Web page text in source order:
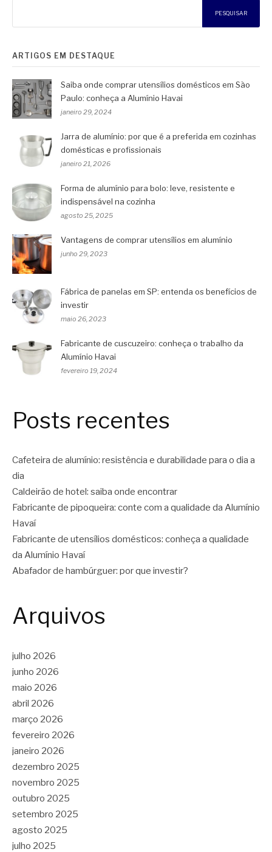
PESQUISAR
ARTIGOS EM DESTAQUE
Saiba onde comprar utensílios domésticos em São
Paulo: conheça a Alumínio Havai
janeiro 29, 2024
Jarra de alumínio: por que é a preferida em cozinhas
domésticas e profissionais
janeiro 21, 2026
Forma de alumínio para bolo: leve, resistente e
indispensável na cozinha
agosto 25, 2025
Vantagens de comprar utensílios em alumínio
junho 29, 2023
Fábrica de panelas em SP: entenda os benefícios de
investir
maio 26, 2023
Fabricante de cuscuzeiro: conheça o trabalho da
Alumínio Havai
fevereiro 19, 2024
Posts recentes
Cafeteira de alumínio: resistência e durabilidade para o dia a
dia
Caldeirão de hotel: saiba onde encontrar
Fabricante de pipoqueira: conte com a qualidade da Alumínio
Havaí
Fabricante de utensílios domésticos: conheça a qualidade
da Alumínio Havaí
Abafador de hambúrguer: por que investir?
Arquivos
julho 2026
junho 2026
maio 2026
abril 2026
março 2026
fevereiro 2026
janeiro 2026
dezembro 2025
novembro 2025
outubro 2025
setembro 2025
agosto 2025
julho 2025